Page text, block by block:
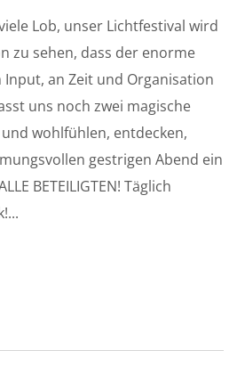
Lob, unser Lichtfestival wird
zu sehen, dass der enorme
an Zeit und Organisation
uns noch zwei magische
wohlfühlen, entdecken,
gestrigen Abend ein
BETEILIGTEN! Täglich